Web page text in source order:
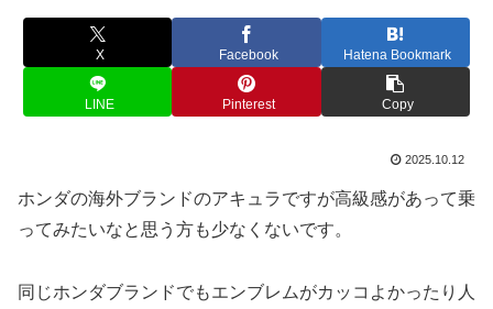
X Facebook Hatena Bookmark
LINE Pinterest Copy
2025.10.12
ホンダの海外ブランドのアキュラですが高級感があって乗
ってみたいなと思う方も少なくないです。
同じホンダブランドでもエンブレムがカッコよかったり人